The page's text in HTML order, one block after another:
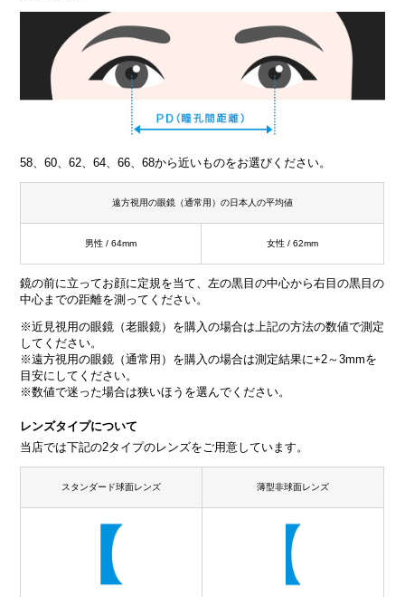
58、60、62、64、66、68から近いものをお選びください。
遠方視用の眼鏡（通常用）の日本人の平均値
男性 / 64mm 女性 / 62mm
鏡の前に立ってお顔に定規を当て、左の黒目の中心から右目の黒目の
中心までの距離を測ってください。
※近見視用の眼鏡（老眼鏡）を購入の場合は上記の方法の数値で測定
してください。
※遠方視用の眼鏡（通常用）を購入の場合は測定結果に+2～3mmを
目安にしてください。
※数値で迷った場合は狭いほうを選んでください。
レンズタイプについて
当店では下記の2タイプのレンズをご用意しています。
スタンダード球面レンズ 薄型非球面レンズ